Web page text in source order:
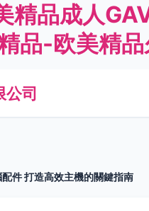
精品成人
品-欧美精
司
件 打造高效主機的關鍵指南